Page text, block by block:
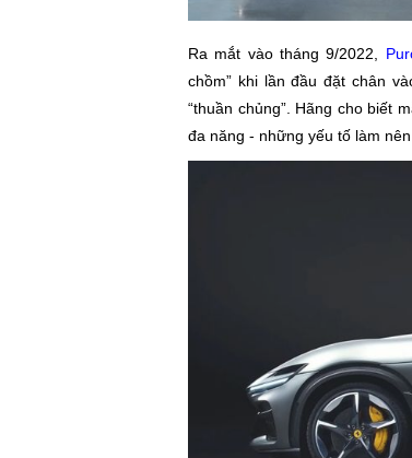
Ra mắt vào tháng 9/2022,
chồm” khi lần đầu đặt chân
“thuần chủng”. Hãng cho biết
đa năng - những yếu tố làm